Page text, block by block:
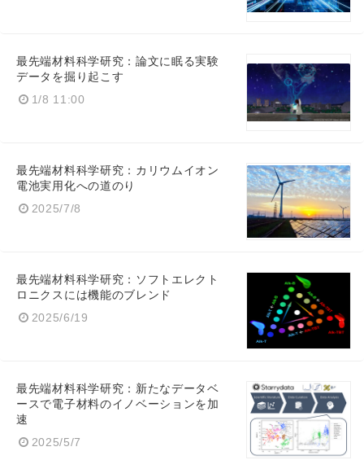
最先端材料科学研究：論文に眠る実験
データを掘り起こす
1/8 11:00
最先端材料科学研究：カリウムイオン
電池実用化への道のり
2025/7/8
最先端材料科学研究：ソフトエレクト
ロニクスには機能のブレンド
2025/6/19
最先端材料科学研究：新たなデータベ
ースで電子材料のイノベーションを加
速
2025/5/7